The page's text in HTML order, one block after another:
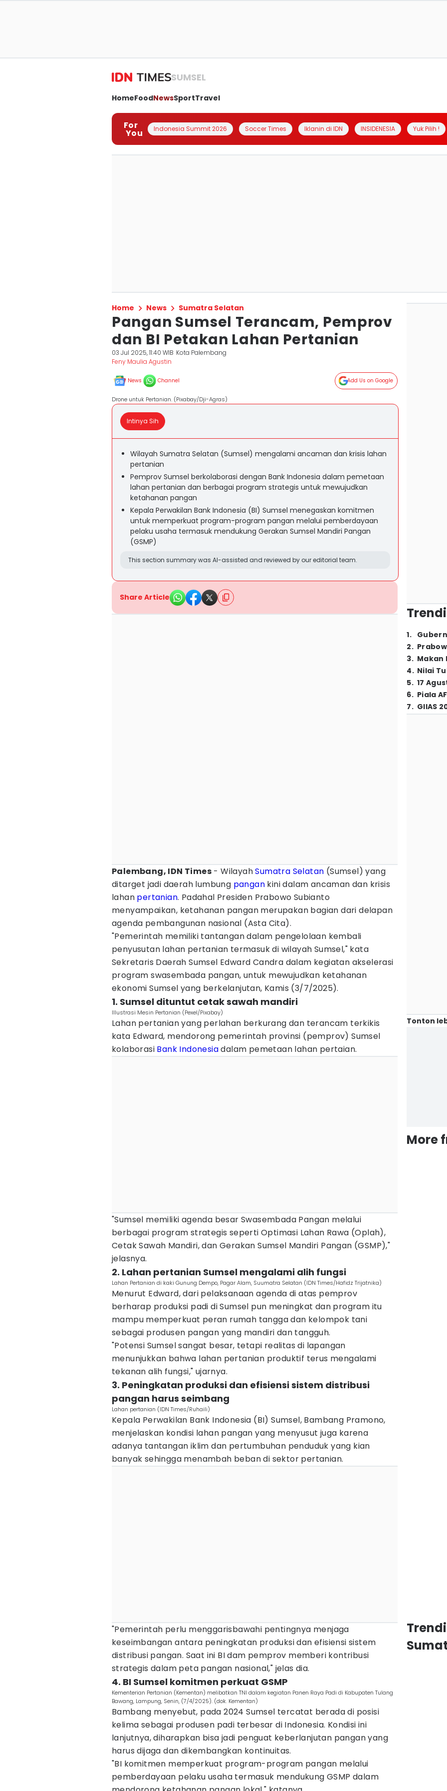
SUMSEL
HomeFoodNewsSportTravel
For
You Indonesia Summit 2026 Soccer Times Iklanin di IDN INSIDENESIA Yuk Pilih !
Home News Sumatra Selatan
Pangan Sumsel Terancam, Pemprov
dan BI Petakan Lahan Pertanian
03 Jul 2025, 11:40 WIB Kota Palembang
Feny Maulia Agustin
News Channel Add Us on Google
Drone untuk Pertanian. (Pixabay/Dji-Agras)
Intinya Sih
Wilayah Sumatra Selatan (Sumsel) mengalami ancaman dan krisis lahan
pertanian
Pemprov Sumsel berkolaborasi dengan Bank Indonesia dalam pemetaan
lahan pertanian dan berbagai program strategis untuk mewujudkan
ketahanan pangan
Kepala Perwakilan Bank Indonesia (BI) Sumsel menegaskan komitmen
untuk memperkuat program-program pangan melalui pemberdayaan
pelaku usaha termasuk mendukung Gerakan Sumsel Mandiri Pangan
(GSMP)
This section summary was AI-assisted and reviewed by our editorial team.
Share Article
Palembang, IDN Times - WilayahSumatra Selatan (Sumsel) yang
ditarget jadi daerah lumbung pangan kini dalam ancaman dan krisis
lahan pertanian. Padahal Presiden Prabowo Subianto
menyampaikan, ketahanan pangan merupakan bagian dari delapan
agenda pembangunan nasional (Asta Cita).
"Pemerintah memiliki tantangan dalam pengelolaan kembali
penyusutan lahan pertanian termasuk di wilayah Sumsel," kata
Sekretaris Daerah Sumsel Edward Candra dalam kegiatan akselerasi
program swasembada pangan, untuk mewujudkan ketahanan
ekonomi Sumsel yang berkelanjutan, Kamis (3/7/2025).
1. Sumsel dituntut cetak sawah mandiri
Illustrasi Mesin Pertanian (Pexel/Pixabay)
Lahan pertanian yang perlahan berkurang dan terancam terkikis
kata Edward, mendorong pemerintah provinsi (pemprov) Sumsel
kolaborasi Bank Indonesiadalam pemetaan lahan pertaian.
"Sumsel memiliki agenda besar Swasembada Pangan melalui
berbagai program strategis seperti Optimasi Lahan Rawa (Oplah),
Cetak Sawah Mandiri, dan Gerakan Sumsel Mandiri Pangan (GSMP),"
jelasnya.
2. Lahan pertanian Sumsel mengalami alih fungsi
Lahan Pertanian di kaki Gunung Dempo, Pagar Alam, Suumatra Selatan (IDN Times/Hafidz Trijatnika)
Menurut Edward, dari pelaksanaan agenda di atas pemprov
berharap produksi padi di Sumsel pun meningkat dan program itu
mampu memperkuat peran rumah tangga dan kelompok tani
sebagai produsen pangan yang mandiri dan tangguh.
"Potensi Sumsel sangat besar, tetapi realitas di lapangan
menunjukkan bahwa lahan pertanian produktif terus mengalami
tekanan alih fungsi," ujarnya.
3. Peningkatan produksi dan efisiensi sistem distribusi
pangan harus seimbang
Lahan pertanian (IDN Times/Ruhaili)
Kepala Perwakilan Bank Indonesia (BI) Sumsel, Bambang Pramono,
menjelaskan kondisi lahan pangan yang menyusut juga karena
adanya tantangan iklim dan pertumbuhan penduduk yang kian
banyak sehingga menambah beban di sektor pertanian.
"Pemerintah perlu menggarisbawahi pentingnya menjaga
keseimbangan antara peningkatan produksi dan efisiensi sistem
distribusi pangan. Saat ini BI dam pemprov memberi kontribusi
strategis dalam peta pangan nasional," jelas dia.
4. BI Sumsel komitmen perkuat GSMP
Kementerian Pertanian (Kementan) melibatkan TNI dalam kegiatan Panen Raya Padi di Kabupaten Tulang
Bawang, Lampung, Senin, (7/4/2025). (dok. Kementan)
Bambang menyebut, pada 2024 Sumsel tercatat berada di posisi
kelima sebagai produsen padi terbesar di Indonesia. Kondisi ini
lanjutnya, diharapkan bisa jadi penguat keberlanjutan pangan yang
harus dijaga dan dikembangkan kontinuitas.
"BI komitmen memperkuat program-program pangan melalui
pemberdayaan pelaku usaha termasuk mendukung GSMP dalam
1.
2.
3. Makan
4. Nilai
5. 17
6. Piala
7. GIIAS
Tonton
More